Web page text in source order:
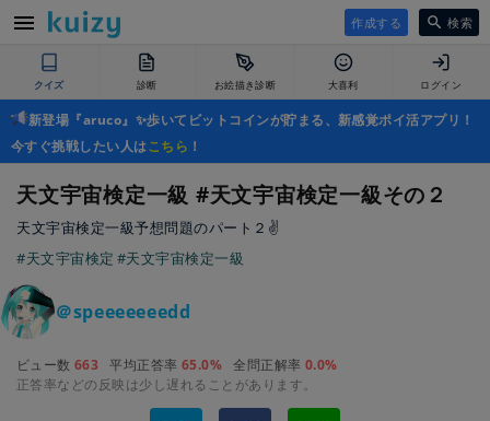
作成する 検索
クイズ 診断 お絵描き診断 大喜利 ログイン
新登場『aruco』✨歩いてビットコインが貯まる、新感覚ポイ活アプリ！
今すぐ挑戦したい人はこちら ！
天文宇宙検定一級 #天文宇宙検定一級その２
天文宇宙検定一級予想問題のパート２✌️
#天文宇宙検定 #天文宇宙検定一級
＠speeeeeeedd
ビュー数 663 平均正答率 65.0% 全問正解率 0.0%
正答率などの反映は少し遅れることがあります。